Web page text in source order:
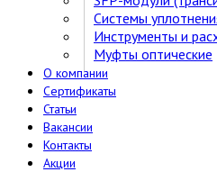
Cистемы
Инструменты и
Муфты оптические
О компании
Сертификаты
Статьи
Вакансии
Контакты
Акции